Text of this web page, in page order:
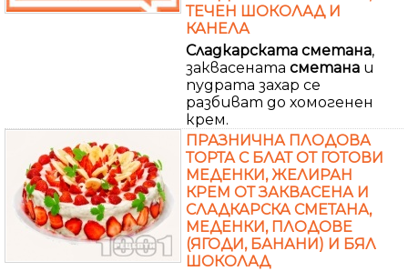
ТЕЧЕН ШОКОЛАД И
КАНЕЛА
Сладкарската сметана,
заквасената сметана и
пудрата захар се
разбиват до хомогенен
крем.
ПРАЗНИЧНА ПЛОДОВА
ТОРТА С БЛАТ ОТ ГОТОВИ
МЕДЕНКИ, ЖЕЛИРАН
КРЕМ ОТ ЗАКВАСЕНА И
СЛАДКАРСКА СМЕТАНА,
МЕДЕНКИ, ПЛОДОВЕ
(ЯГОДИ, БАНАНИ) И БЯЛ
ШОКОЛАД